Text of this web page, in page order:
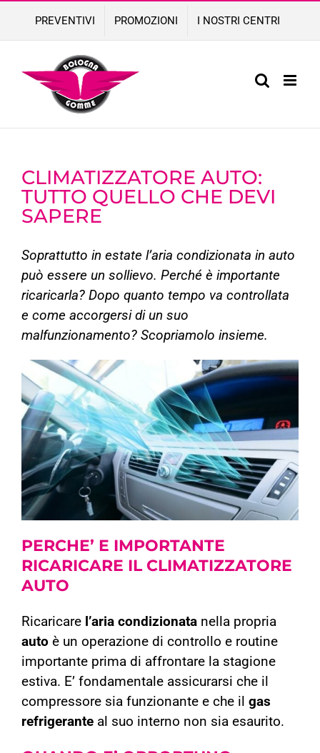
content
PREVENTIVI PROMOZIONI I NOSTRI CENTRI
CLIMATIZZATORE AUTO:
TUTTO QUELLO CHE DEVI
SAPERE
Soprattutto in estate l’aria condizionata in auto
può essere un sollievo. Perché è importante
ricaricarla? Dopo quanto tempo va controllata
e come accorgersi di un suo
malfunzionamento? Scopriamolo insieme.
PERCHE’ E IMPORTANTE
RICARICARE ILCLIMATIZZATORE
AUTO
Ricaricare l’aria condizionata nella propria
auto è un operazione di controllo e routine
importante prima di affrontare la stagione
estiva. E’ fondamentale assicurarsi che il
compressore sia funzionante e che il gas
refrigerante al suo interno non sia esaurito.